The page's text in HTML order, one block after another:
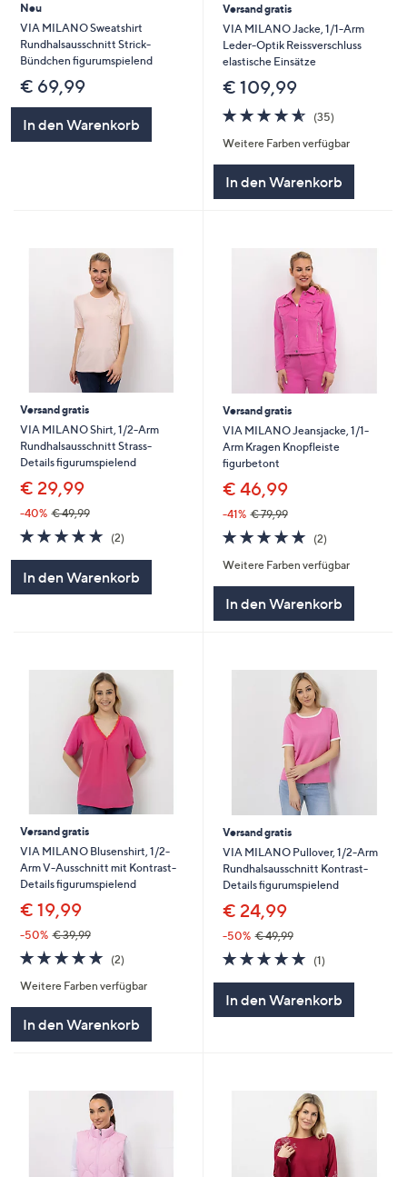
Neu
VIA MILANO Sweatshirt
Rundhalsausschnitt Strick-
Bündchen figurumspielend
€ 69,99
In den Warenkorb
Versand gratis
VIA MILANO Jacke, 1/1-Arm
Leder-Optik Reissverschluss
elastische Einsätze
€ 109,99
4.6
von
5
(35)35
Weitere Farben verfügbar
In den Warenkorb
Versand gratis
VIA MILANO Shirt, 1/2-Arm
Rundhalsausschnitt Strass-
Details figurumspielend
€ 29,99
-40% € 49,99
5.0
von
(2)2
In den Warenkorb
Versand gratis
VIA MILANO Jeansjacke, 1/1-
Arm Kragen Knopfleiste
figurbetont
€ 46,99
-41% € 79,99
5.0
von
5
(2)2
Weitere Farben verfügbar
In den Warenkorb
Versand gratis
VIA MILANO Blusenshirt, 1/2-
Arm V-Ausschnitt mit Kontrast-
Details figurumspielend
€ 19,99
-50% € 39,99
5.0
von
5
(2)2
Weitere Farben verfügbar
In den Warenkorb
Versand gratis
VIA MILANO Pullover, 1/2-Arm
Rundhalsausschnitt Kontrast-
Details figurumspielend
€ 24,99
-50% € 49,99
5.0
von
(1)1
In den Warenkorb